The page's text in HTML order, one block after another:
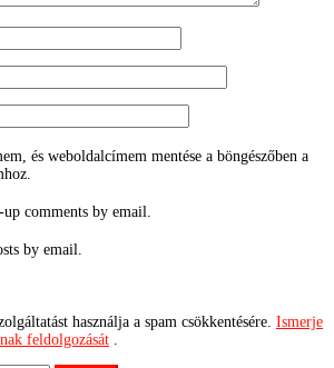
és weboldalcímem mentése a böngészőben a
comments by email.
by email.
használja a spam csökkentésére. Ismerje
feldolgozását .